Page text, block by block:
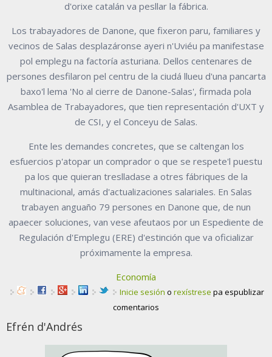
d'orixe catalán va pesllar la fábrica.
Los trabayadores de Danone, que fixeron paru, familiares y
vecinos de Salas desplazáronse ayeri n'Uviéu pa manifestase
pol emplegu na factoría asturiana. Dellos centenares de
persones desfilaron pel centru de la ciudá llueu d'una pancarta
baxo'l lema 'No al cierre de Danone-Salas', firmada pola
Asamblea de Trabayadores, que tien representación d'UXT y
de CSI, y el Conceyu de Salas.
Ente les demandes concretes, que se caltengan los
esfuercios p'atopar un comprador o que se respete'l puestu
pa los que quieran treslladase a otres fábriques de la
multinacional, amás d'actualizaciones salariales. En Salas
trabayen anguaño 79 persones en Danone que, de nun
apaecer soluciones, van vese afeutaos por un Espediente de
Regulación d'Emplegu (ERE) d'estinción que va oficializar
próximamente la empresa.
Economía
Inicie sesión o rexístrese pa espublizar
comentarios
Efrén d'Andrés